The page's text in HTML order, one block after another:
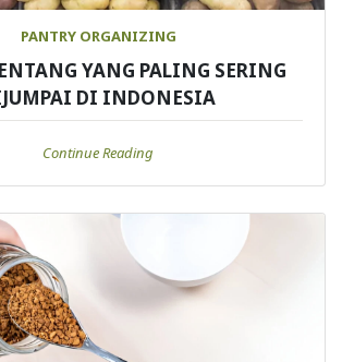
PANTRY ORGANIZING
YANG PALING SERING
DI INDONESIA
Continue Reading